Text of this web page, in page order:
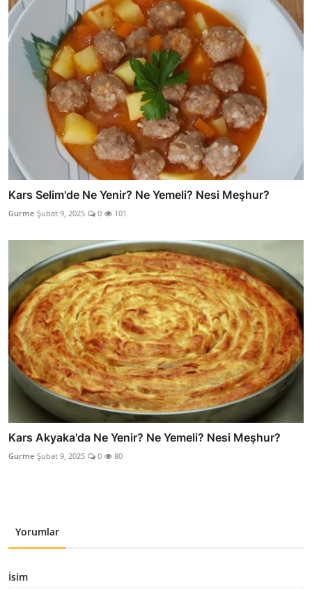
Kars Selim'de Ne Yenir? Ne Yemeli? Nesi Meşhur?
Gurme Şubat 9, 2025 0 101
Kars Akyaka'da Ne Yenir? Ne Yemeli? Nesi Meşhur?
Gurme Şubat 9, 2025 0 80
Yorumlar
İsim